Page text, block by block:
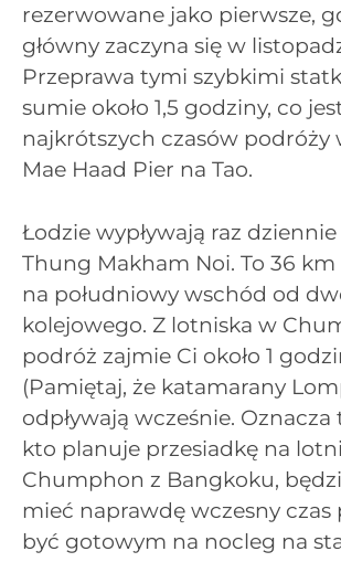
rezerwowane jako pierwsze,
główny zaczyna się w
Przeprawa tymi szybkimi
sumie około 1,5 godziny, co
najkrótszych czasów podróży
Mae Haad Pier na Tao.
Łodzie wypływają raz
Thung Makham Noi. To 36
na południowy wschód od
kolejowego. Z lotniska w
podróż zajmie Ci około 1
(Pamiętaj, że katamarany
odpływają wcześnie. Oznacza
kto planuje przesiadkę na
Chumphon z Bangkoku,
mieć naprawdę wczesny
być gotowym na nocleg na